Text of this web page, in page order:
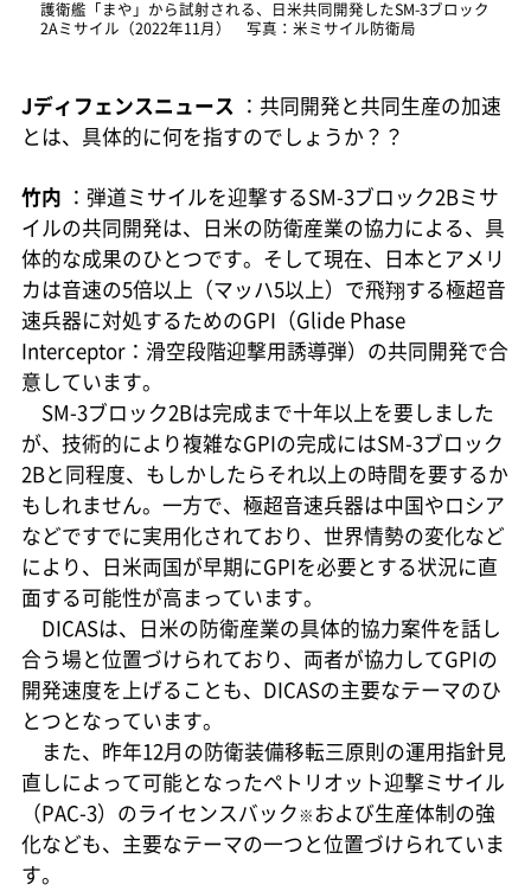
護衛艦「まや」から試射される、日米共同開発したSM-3ブロック
2Aミサイル（2022年11月） 写真：米ミサイル防衛局
Jディフェンスニュース ：共同開発と共同生産の加速
とは、具体的に何を指すのでしょうか？？
竹内 ：弾道ミサイルを迎撃するSM-3ブロック2Bミサ
イルの共同開発は、日米の防衛産業の協力による、具
体的な成果のひとつです。そして現在、日本とアメリ
カは音速の5倍以上（マッハ5以上）で飛翔する極超音
速兵器に対処するためのGPI（Glide Phase
Interceptor：滑空段階迎撃用誘導弾）の共同開発で合
意しています。
SM-3ブロック2Bは完成まで十年以上を要しました
が、技術的により複雑なGPIの完成にはSM-3ブロック
2Bと同程度、もしかしたらそれ以上の時間を要するか
もしれません。一方で、極超音速兵器は中国やロシア
などですでに実用化されており、世界情勢の変化など
により、日米両国が早期にGPIを必要とする状況に直
面する可能性が高まっています。
DICASは、日米の防衛産業の具体的協力案件を話し
合う場と位置づけられており、両者が協力してGPIの
開発速度を上げることも、DICASの主要なテーマのひ
とつとなっています。
また、昨年12月の防衛装備移転三原則の運用指針見
直しによって可能となったペトリオット迎撃ミサイル
（PAC-3）のライセンスバック※および生産体制の強
化なども、主要なテーマの一つと位置づけられていま
す。